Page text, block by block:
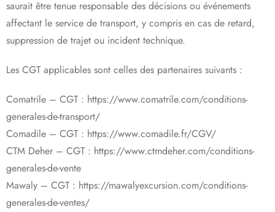
saurait être tenue responsable des décisions ou événements
affectant le service de transport, y compris en cas de retard,
suppression de trajet ou incident technique.
Les CGT applicables sont celles des partenaires suivants :
Comatrile – CGT : https://www.comatrile.com/conditions-
generales-de-transport/
Comadile – CGT : https://www.comadile.fr/CGV/
CTM Deher – CGT : https://www.ctmdeher.com/conditions-
generales-de-vente
Mawaly – CGT : https://mawalyexcursion.com/conditions-
generales-de-ventes/